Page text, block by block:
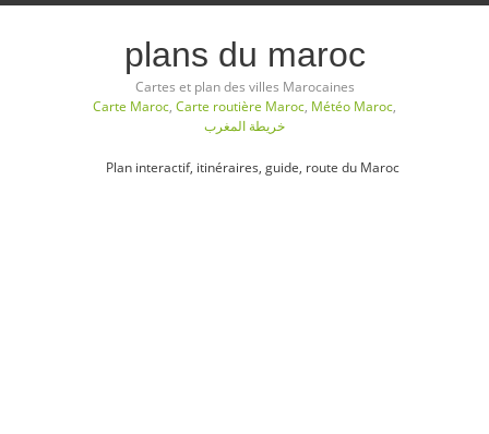
plans du maroc
Cartes et plan des villes Marocaines
Carte Maroc, Carte routière Maroc, Météo Maroc,
خريطة المغرب
Plan interactif, itinéraires, guide, route du Maroc